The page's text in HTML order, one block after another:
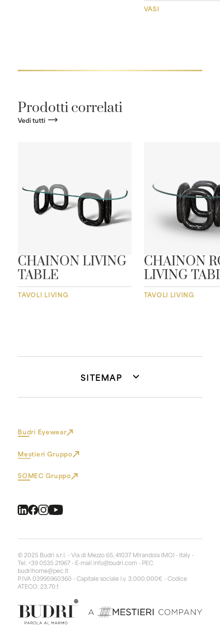
VASI
Prodotti correlati
Vedi tutti
CHAINON LIVING
TABLE
TAVOLI LIVING
CHAINON
LIVING
TAVOLI LIVING
SITEMAP
Budri Eyewear
Mestieri Gruppo
SOMEC Gruppo
© 2025 Budri s.r.l. - Via di Mezzo 65, 41037 Mirandola (MO) - Italy -
Tel. +39 0535 21967 - E-mail info@budri.com - PEC
budrihome@pec.it
P.IVA 03995960360 - Capitale sociale i.v. 3.000.000€ - Codice
ATECO: 23.70.1